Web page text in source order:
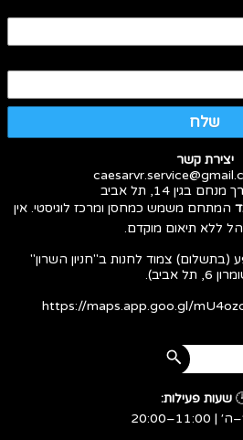
שלח
יצירת קשר
מנחם בגין 14, תל אביב
המתחם משמש כמחסן ומרכז לוגיסטי. אין
ללא תיאום מוקדם.
(בתשלום) צמוד לחנות ב"חניון השרון"
תל אביב).
https://maps.app.goo.gl/
שעות פעילות: